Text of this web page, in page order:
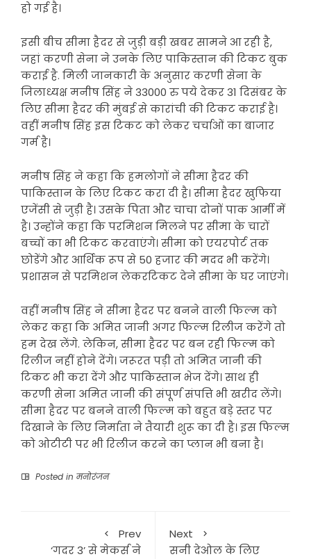
हो गई है।
इसी बीच सीमा हैदर से जुड़ी बड़ी खबर सामने आ रही है,
जहां करणी सेना ने उनके लिए पाकिस्तान की टिकट बुक
कराई है. मिली जानकारी के अनुसार करणी सेना के
जिलाध्यक्ष मनीष सिंह ने 33000 रु पये देकर 31 दिसंबर के
लिए सीमा हैदर की मुंबई से कारांची की टिकट कराई है।
वहीं मनीष सिंह इस टिकट को लेकर चर्चाओं का बाजार
गर्म है।
मनीष सिंह ने कहा कि हमलोगों ने सीमा हैदर की
पाकिस्तान के लिए टिकट करा दी है। सीमा हैदर खुफिया
एजेंसी से जुड़ी है। उसके पिता और चाचा दोनों पाक आर्मी में
है। उन्होंने कहा कि परमिशन मिलने पर सीमा के चारों
बच्चों का भी टिकट करवाएंगे। सीमा को एयरपोर्ट तक
छोडेंगे और आर्थिक रूप से 50 हजार की मदद भी करेंगे।
प्रशासन से परमिशन लेकरटिकट देने सीमा के घर जाएंगे।
वहीं मनीष सिंह ने सीमा हैदर पर बनने वाली फिल्म को
लेकर कहा कि अमित जानी अगर फिल्म रिलीज करेंगे तो
हम देख लेंगे. लेकिन, सीमा हैदर पर बन रही फिल्म को
रिलीज नहीं होने देंगे। जरूरत पड़ी तो अमित जानी की
टिकट भी करा देंगे और पाकिस्तान भेज देंगे। साथ ही
करणी सेना अमित जानी की संपूर्ण संपत्ति भी खरीद लेंगे।
सीमा हैदर पर बनने वाली फिल्म को बहुत बड़े स्तर पर
दिखाने के लिए निर्माता ने तैयारी शुरू का दी है। इस फिल्म
को ओटीटी पर भी रिलीज करने का प्लान भी बना है।
Posted in मनोरंजन
Prev
‘गदर 3’ से मेकर्स ने
Next
सनी देओल के लिए